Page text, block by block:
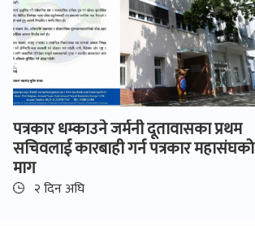
पत्रकार धम्काउने जर्मनी दूतावासका प्रथम
सचिवलाई कारबाही गर्न पत्रकार महासंघको
माग
२ दिन अघि